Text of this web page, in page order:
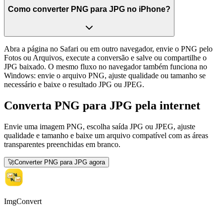
Como converter PNG para JPG no iPhone?
Abra a página no Safari ou em outro navegador, envie o PNG pelo
Fotos ou Arquivos, execute a conversão e salve ou compartilhe o
JPG baixado. O mesmo fluxo no navegador também funciona no
Windows: envie o arquivo PNG, ajuste qualidade ou tamanho se
necessário e baixe o resultado JPG ou JPEG.
Converta PNG para JPG pela internet
Envie uma imagem PNG, escolha saída JPG ou JPEG, ajuste
qualidade e tamanho e baixe um arquivo compatível com as áreas
transparentes preenchidas em branco.
🚀Converter PNG para JPG agora
ImgConvert